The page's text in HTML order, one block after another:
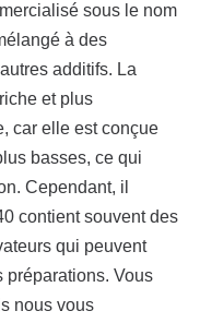
sous le nom
à des
additifs. La
et plus
car elle est conçue
basses, ce qui
Cependant, il
contient souvent des
qui peuvent
préparations. Vous
nous vous